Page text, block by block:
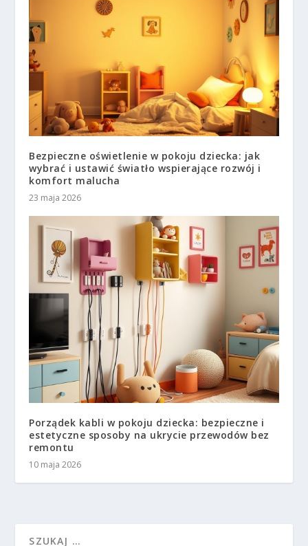
Bezpieczne oświetlenie w pokoju dziecka: jak
wybrać i ustawić światło wspierające rozwój i
komfort malucha
23 maja 2026
Porządek kabli w pokoju dziecka: bezpieczne i
estetyczne sposoby na ukrycie przewodów bez
remontu
10 maja 2026